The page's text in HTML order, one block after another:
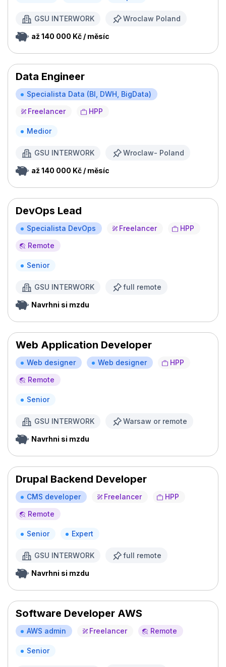
GSU INTERWORK Wroclaw Poland
až 140 000 Kč / měsíc
Data Engineer
Specialista Data (BI, DWH, BigData)
Freelancer
HPP
Medior
GSU INTERWORK Wroclaw- Poland
až 140 000 Kč / měsíc
DevOps Lead
Specialista DevOps Freelancer
HPP
Remote
Senior
GSU INTERWORK full remote
Navrhni si mzdu
Web Application Developer
Web designer Web designer
HPP
Remote
Senior
GSU INTERWORK Warsaw or remote
Navrhni si mzdu
Drupal Backend Developer
CMS developer Freelancer
HPP
Remote
Senior Expert
GSU INTERWORK full remote
Navrhni si mzdu
Software Developer AWS
AWS admin Freelancer Remote
Senior